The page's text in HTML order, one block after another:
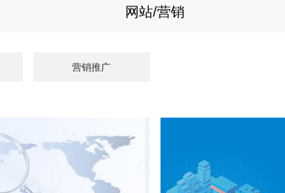
网站/营销
营销推广